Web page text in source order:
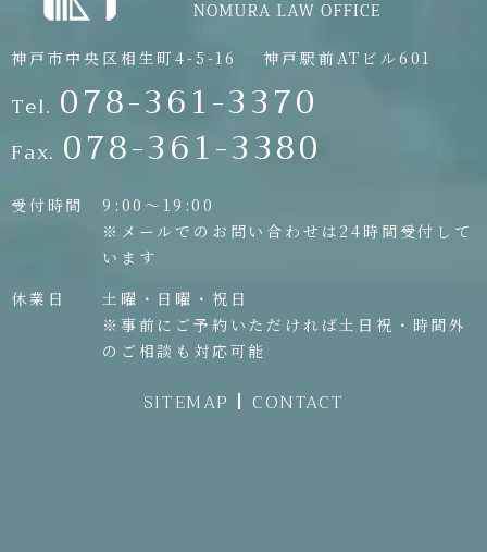
神戸市中央区相生町4-5-16 神戸駅前ATビル601
Tel. 078-361-3370
Fax. 078-361-3380
受付時間
9:00〜19:00
※メールでのお問い合わせは24時間受付して
います
休業日
土曜・日曜・祝日
※事前にご予約いただければ土日祝・時間外
のご相談も対応可能
SITEMAP CONTACT